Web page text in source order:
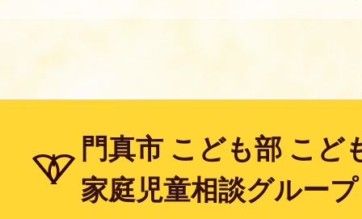
門真市 こども部 こど
家庭児童相談グループ